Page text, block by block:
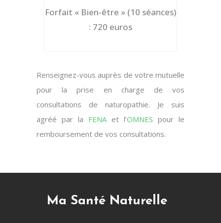
Forfait « Bien-être » (10 séances)
: 720 euros
Renseignez-vous auprès de votre mutuelle
pour la prise en charge de vos
consultations de naturopathie. Je suis
agréé par la FENAet l’OMNES pour le
remboursement de vos consultations.
Ma Santé Naturelle